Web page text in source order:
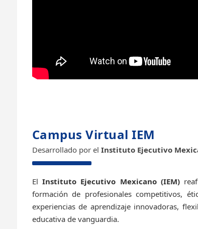
Campus Virtual IEM
Desarrollado por el Instituto Ejecutivo
El Instituto Ejecutivo Mexicano (IEM)
formación de profesionales competitivos,
experiencias de aprendizaje innovadoras,
educativa de vanguardia.